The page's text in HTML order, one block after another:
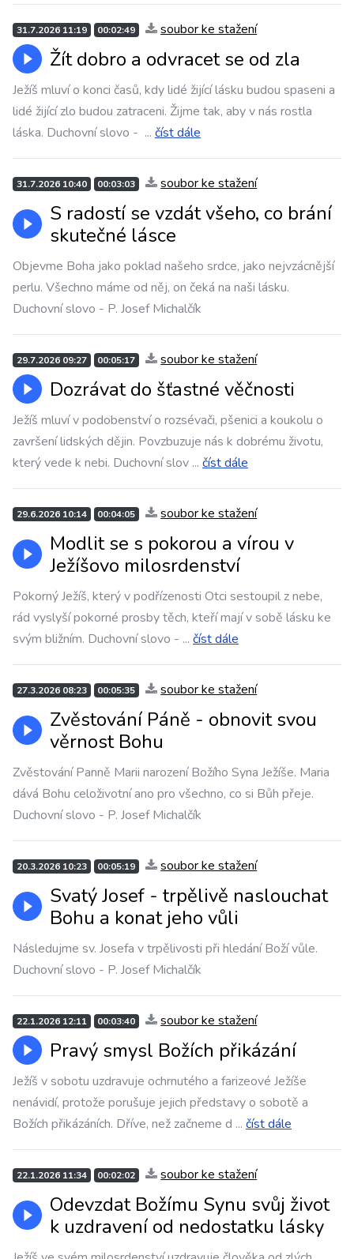
31.7.2026 11:19 00:02:49 soubor ke stažení
Žít dobro a odvracet se od zla
Ježíš mluví o konci časů, kdy lidé žijící lásku budou spaseni a
lidé žijící zlo budou zatraceni. Žijme tak, aby v nás rostla
láska. Duchovní slovo - ... číst dále
31.7.2026 10:40 00:03:03 soubor ke stažení
S radostí se vzdát všeho, co brání
skutečné lásce
Objevme Boha jako poklad našeho srdce, jako nejvzácnější
perlu. Všechno máme od něj, on čeká na naši lásku.
Duchovní slovo - P. Josef Michalčík
29.7.2026 09:27 00:05:17 soubor ke stažení
Dozrávat do šťastné věčnosti
Ježíš mluví v podobenství o rozsévači, pšenici a koukolu o
završení lidských dějin. Povzbuzuje nás k dobrému životu,
který vede k nebi. Duchovní slov ... číst dále
29.6.2026 10:14 00:04:05 soubor ke stažení
Modlit se s pokorou a vírou v
Ježíšovo milosrdenství
Pokorný Ježíš, který v podřízenosti Otci sestoupil z nebe,
rád vyslyší pokorné prosby těch, kteří mají v sobě lásku ke
svým bližním. Duchovní slovo - ... číst dále
27.3.2026 08:23 00:05:35 soubor ke stažení
Zvěstování Páně - obnovit svou
věrnost Bohu
Zvěstování Panně Marii narození Božího Syna Ježíše. Maria
dává Bohu celoživotní ano pro všechno, co si Bůh přeje.
Duchovní slovo - P. Josef Michalčík
20.3.2026 10:23 00:05:19 soubor ke stažení
Svatý Josef - trpělivě naslouchat
Bohu a konat jeho vůli
Následujme sv. Josefa v trpělivosti při hledání Boží vůle.
Duchovní slovo - P. Josef Michalčík
22.1.2026 12:11 00:03:40 soubor ke stažení
Pravý smysl Božích přikázání
Ježíš v sobotu uzdravuje ochrnutého a farizeové Ježíše
nenávidí, protože porušuje jejich představy o sobotě a
Božích přikázáních. Dříve, než začneme d ... číst dále
22.1.2026 11:34 00:02:02 soubor ke stažení
Odevzdat Božímu Synu svůj život
k uzdravení od nedostatku lásky